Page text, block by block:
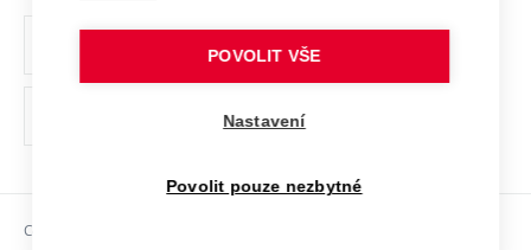
Ochrana osobních údajů
odkaz)
Sociální bezpečí
Copyright © 2026 VUT
POVOLIT VŠE
Nastavení
Povolit pouze nezbytné